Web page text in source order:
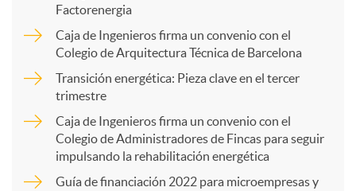
r
Factorenergia
Caja de Ingenieros firma un convenio con el
Colegio de Arquitectura Técnica de Barcelona
Transición energética: Pieza clave en el tercer
trimestre
Caja de Ingenieros firma un convenio con el
Colegio de Administradores de Fincas para seguir
impulsando la rehabilitación energética
Guía de financiación 2022 para microempresas y